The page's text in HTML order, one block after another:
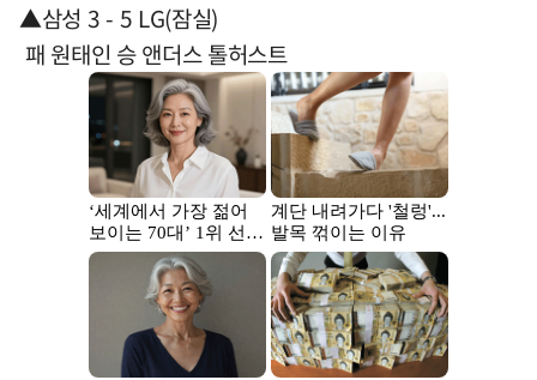
▲삼성 3 - 5 LG(잠실)
패 원태인 승 앤더스 톨허스트